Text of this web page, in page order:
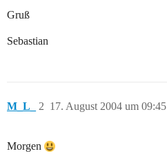
Gruß
Sebastian
M_L_ 17. August 2004 um 09:45
2
Morgen